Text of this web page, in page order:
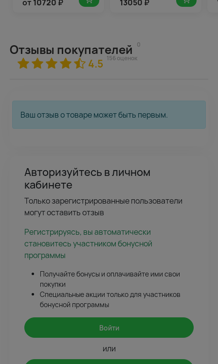
от 10720 ₽ 13050 ₽
Отзывы покупателей 0
4.5 156 оценок
Ваш отзыв о товаре может быть первым.
Авторизуйтесь в личном
кабинете
Только зарегистрированные пользователи
могут оставить отзыв
Регистрируясь, вы автоматически
становитесь участником бонусной
программы
Получайте бонусы и оплачивайте ими свои
покупки
Специальные акции только для участников
бонусной программы
Войти
или